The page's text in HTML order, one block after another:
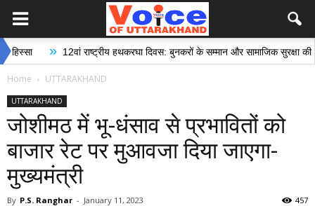
» 12वां राष्ट्रीय हथकरघा दिवस: बुनकरों के सम्मान और सामाजिक सुरक्षा की दिशा में
Home UTTARAKHAND
UTTARAKHAND
जोशीमठ में भू-धंसाव से प्रभावितों को
बाजार रेट पर मुआवजा दिया जाएगा-
मुख्यमंत्री
By P.S. Ranghar - January 11, 2023 457